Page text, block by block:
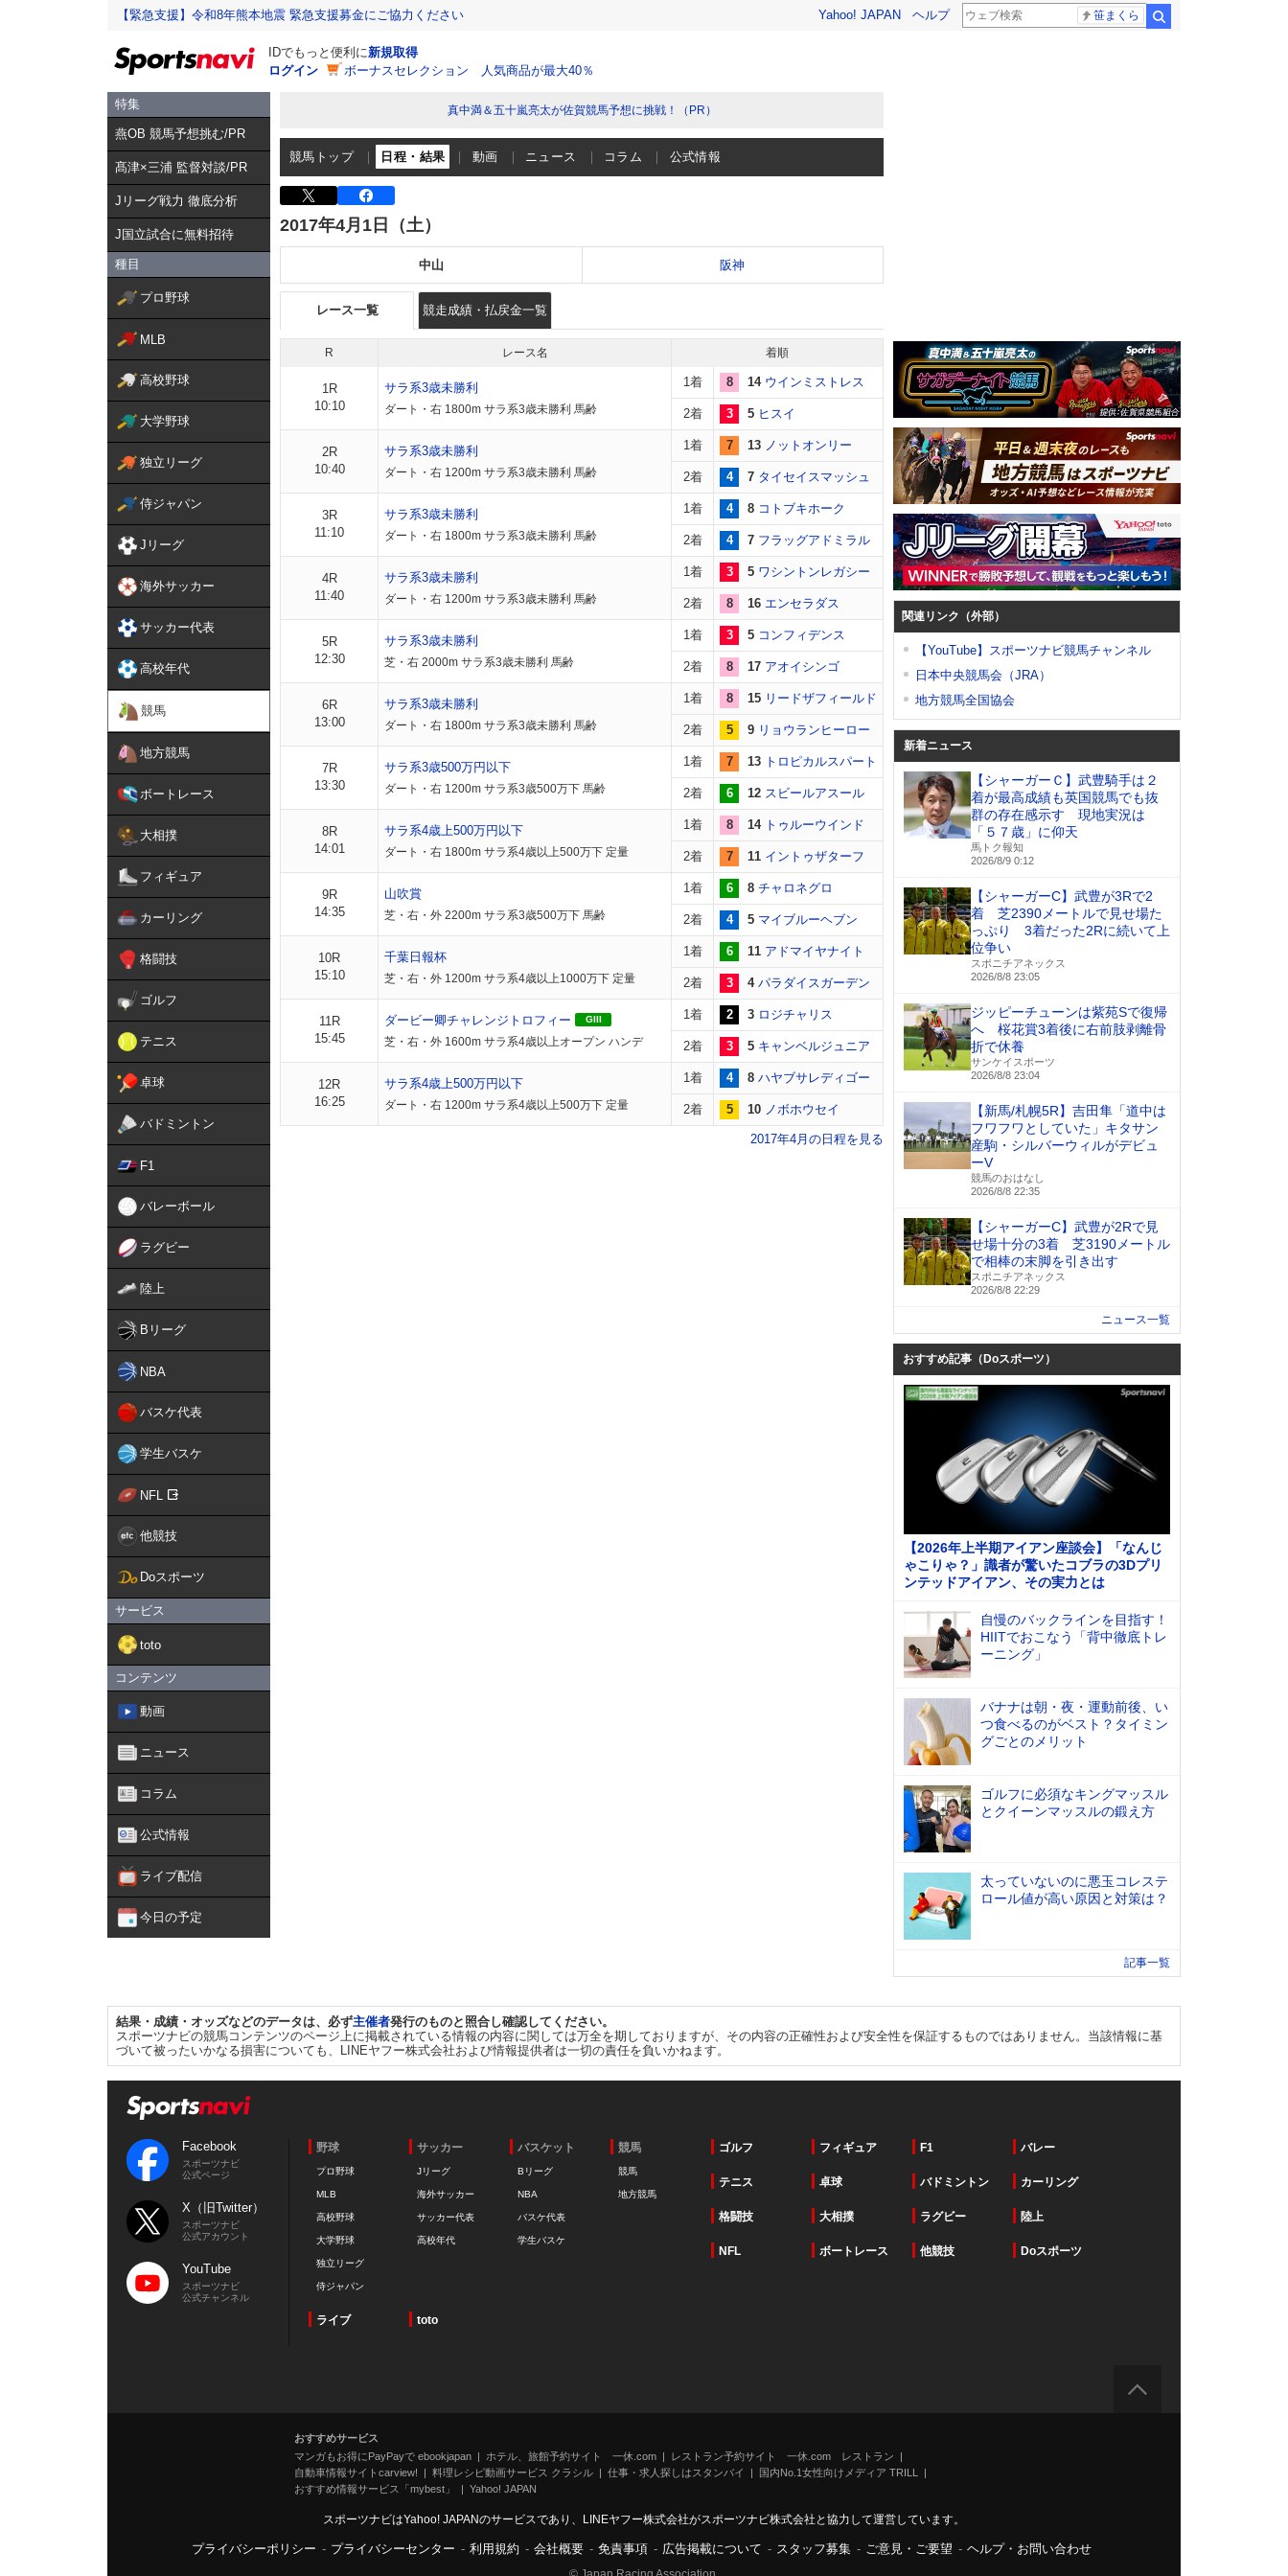
【緊急支援】令和8年熊本地震 緊急支援募金にご協力ください Yahoo! JAPAN ヘルプ 笹まくら
IDでもっと便利に新規取得
ログイン
ボーナスセレクション 人気商品が最大40％
特集
燕OB 競馬予想挑む/PR
髙津×三浦 監督対談/PR
Jリーグ戦力 徹底分析
J国立試合に無料招待
種目
プロ野球
MLB
高校野球
大学野球
独立リーグ
侍ジャパン
Jリーグ
海外サッカー
サッカー代表
高校年代
競馬
地方競馬
ボートレース
大相撲
フィギュア
カーリング
格闘技
ゴルフ
テニス
卓球
バドミントン
F1
バレーボール
ラグビー
陸上
Bリーグ
NBA
バスケ代表
学生バスケ
NFL
他競技
Doスポーツ
サービス
toto
コンテンツ
動画
ニュース
コラム
公式情報
ライブ配信
今日の予定
真中満＆五十嵐亮太が佐賀競馬予想に挑戦！（PR）
競馬トップ 日程・結果 動画 ニュース コラム 公式情報
2017年4月1日（土）
中山 阪神
レース一覧 競走成績・払戻金一覧
R レース名 着順
1R
10:10
サラ系3歳未勝利
ダート・右 1800m サラ系3歳未勝利 馬齢
1着 8 14 ウインミストレス
2着 3 5 ヒスイ
2R
10:40
サラ系3歳未勝利
ダート・右 1200m サラ系3歳未勝利 馬齢
1着 7 13 ノットオンリー
2着 4 7 タイセイスマッシュ
3R
11:10
サラ系3歳未勝利
ダート・右 1800m サラ系3歳未勝利 馬齢
1着 4 8 コトブキホーク
2着 4 7 フラッグアドミラル
4R
11:40
サラ系3歳未勝利
ダート・右 1200m サラ系3歳未勝利 馬齢
1着 3 5 ワシントンレガシー
2着 8 16 エンセラダス
5R
12:30
サラ系3歳未勝利
芝・右 2000m サラ系3歳未勝利 馬齢
1着 3 5 コンフィデンス
2着 8 17 アオイシンゴ
6R
13:00
サラ系3歳未勝利
ダート・右 1800m サラ系3歳未勝利 馬齢
1着 8 15 リードザフィールド
2着 5 9 リョウランヒーロー
7R
13:30
サラ系3歳500万円以下
ダート・右 1200m サラ系3歳500万下 馬齢
1着 7 13 トロピカルスパート
2着 6 12 スビールアスール
8R
14:01
サラ系4歳上500万円以下
ダート・右 1800m サラ系4歳以上500万下 定量
1着 8 14 トゥルーウインド
2着 7 11 イントゥザターフ
9R
14:35
山吹賞
芝・右・外 2200m サラ系3歳500万下 馬齢
1着 6 8 チャロネグロ
2着 4 5 マイブルーヘブン
10R
15:10
千葉日報杯
芝・右・外 1200m サラ系4歳以上1000万下 定量
1着 6 11 アドマイヤナイト
2着 3 4 パラダイスガーデン
11R
15:45
ダービー卿チャレンジトロフィー GIII
芝・右・外 1600m サラ系4歳以上オープン ハンデ
1着 2 3 ロジチャリス
2着 3 5 キャンベルジュニア
12R
16:25
サラ系4歳上500万円以下
ダート・右 1200m サラ系4歳以上500万下 定量
1着 4 8 ハヤブサレディゴー
2着 5 10 ノボホウセイ
2017年4月の日程を見る
関連リンク（外部）
【YouTube】スポーツナビ競馬チャンネル
日本中央競馬会（JRA）
地方競馬全国協会
新着ニュース
【シャーガーＣ】武豊騎手は２
着が最高成績も英国競馬でも抜
群の存在感示す 現地実況は
「５７歳」に仰天
馬トク報知
2026/8/9 0:12
【シャーガーC】武豊が3Rで2
着 芝2390メートルで見せ場た
っぷり 3着だった2Rに続いて上
位争い
スポニチアネックス
2026/8/8 23:05
ジッピーチューンは紫苑Sで復帰
へ 桜花賞3着後に右前肢剥離骨
折で休養
サンケイスポーツ
2026/8/8 23:04
【新馬/札幌5R】吉田隼「道中は
フワフワとしていた」キタサン
産駒・シルバーウィルがデビュ
ーV
競馬のおはなし
2026/8/8 22:35
【シャーガーC】武豊が2Rで見
せ場十分の3着 芝3190メートル
で相棒の末脚を引き出す
スポニチアネックス
2026/8/8 22:29
ニュース一覧
おすすめ記事（Doスポーツ）
【2026年上半期アイアン座談会】「なんじ
ゃこりゃ？」識者が驚いたコブラの3Dプリ
ンテッドアイアン、その実力とは
自慢のバックラインを目指す！
HIITでおこなう「背中徹底トレ
ーニング」
バナナは朝・夜・運動前後、い
つ食べるのがベスト？タイミン
グごとのメリット
ゴルフに必須なキングマッスル
とクイーンマッスルの鍛え方
太っていないのに悪玉コレステ
ロール値が高い原因と対策は？
記事一覧
結果・成績・オッズなどのデータは、必ず主催者発行のものと照合し確認してください。
スポーツナビの競馬コンテンツのページ上に掲載されている情報の内容に関しては万全を期しておりますが、その内容の正確性および安全性を保証するものではありません。当該情報に基
づいて被ったいかなる損害についても、LINEヤフー株式会社および情報提供者は一切の責任を負いかねます。
Facebook
スポーツナビ
公式ページ
X（旧Twitter）
スポーツナビ
公式アカウント
YouTube
スポーツナビ
公式チャンネル
野球
プロ野球
MLB
高校野球
大学野球
独立リーグ
侍ジャパン
サッカー
Jリーグ
海外サッカー
サッカー代表
高校年代
バスケット
Bリーグ
NBA
バスケ代表
学生バスケ
競馬
競馬
地方競馬
ゴルフ フィギュア F1 バレー
テニス 卓球 バドミントン カーリング
格闘技 大相撲 ラグビー 陸上
NFL ボートレース 他競技 Doスポーツ
ライブ toto
おすすめサービス
マンガもお得にPayPayで ebookjapan
ホテル、旅館予約サイト 一休.com
レストラン予約サイト 一休.com レストラン
自動車情報サイトcarview!
料理レシピ動画サービス クラシル 仕事・求人探しはスタンバイ
国内No.1女性向けメディア TRILL
おすすめ情報サービス「mybest」
Yahoo! JAPAN
スポーツナビはYahoo! JAPANのサービスであり、LINEヤフー株式会社がスポーツナビ株式会社と協力して運営しています。
プライバシーポリシー - プライバシーセンター - 利用規約 - 会社概要 - 免責事項 - 広告掲載について - スタッフ募集 - ご意見・ご要望 - ヘルプ・お問い合わせ